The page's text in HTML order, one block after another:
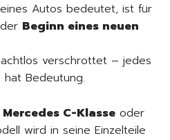
Autos bedeutet, ist für
Beginn eines neuen
verschrottet – jedes
hat Bedeutung.
Mercedes C-Klasse oder
wird in seine Einzelteile